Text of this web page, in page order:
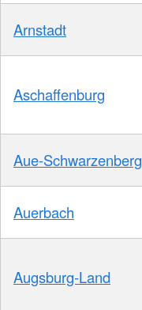
Arnstadt
Aschaffenburg
Aue-Schwarzenberg
Auerbach
Augsburg-Land